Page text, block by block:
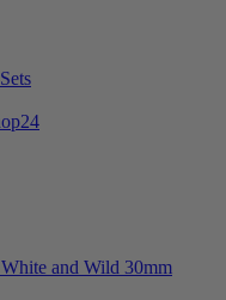
and Wild 30mm